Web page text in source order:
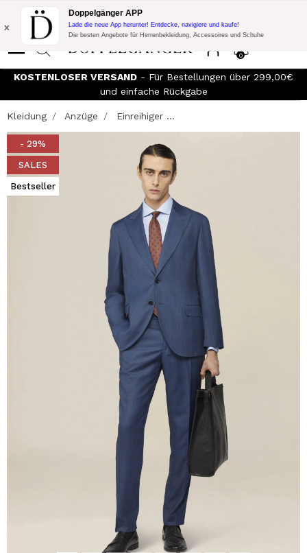
Blitzangebot:
10% Extra-Rabatt auf 300€ Einkauf mit Code:
DOPPEL300
0
x
Doppelgänger APP
Lade die neue App herunter! Entdecke, navigiere und kaufe!
Die besten Angebote für Herrenbekleidung, Accessoires und Schuhe
KOSTENLOSER VERSAND - Für Bestellungen über 299,00€
und einfache Rückgabe
Kleidung Anzüge Einreihiger ...
- 29%
SALES
Bestseller